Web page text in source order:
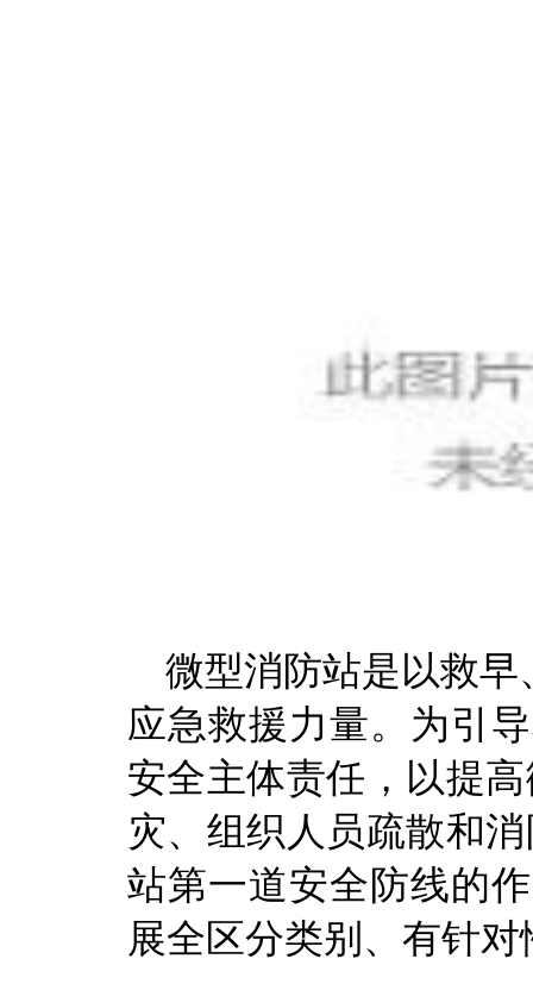
微型消防站是以救早
应急救援力量。为引
安全主体责任，以提
灾、组织人员疏散和
站第一道安全防线的
展全区分类别、有针